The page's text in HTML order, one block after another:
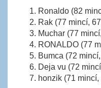
Ronaldo (82
Rak (77 mincí,
Muchar (77
RONALDO (77
Bumca (72
Deja vu (72
honzik (71